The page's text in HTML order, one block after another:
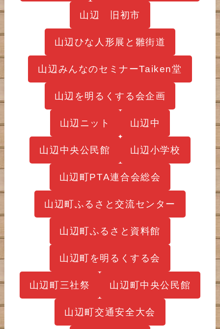
山辺 旧初市
山辺ひな人形展と雛街道
山辺みんなのセミナーTaiken堂
山辺を明るくする会企画
山辺ニット 山辺中
山辺中央公民館 山辺小学校
山辺町PTA連合会総会
山辺町ふるさと交流センター
山辺町ふるさと資料館
山辺町を明るくする会
山辺町三社祭 山辺町中央公民館
山辺町交通安全大会